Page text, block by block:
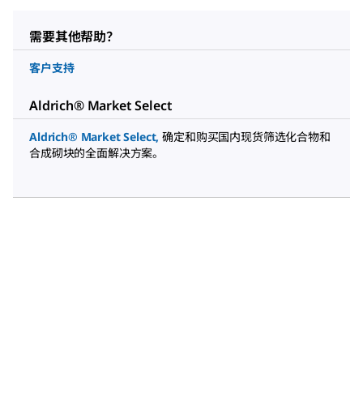
需要其他帮助？
客户支持
Aldrich® Market Select
Aldrich® Market Select, 确定和购买国内现货筛选化合物和
合成砌块的全面解决方案。